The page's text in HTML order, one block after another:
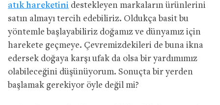
atık hareketini destekleyen markaların ürünlerini
satın almayı tercih edebiliriz. Oldukça basit bu
yöntemle başlayabiliriz doğamız ve dünyamız için
harekete geçmeye. Çevremizdekileri de buna ikna
edersek doğaya karşı ufak da olsa bir yardımımız
olabileceğini düşünüyorum. Sonuçta bir yerden
başlamak gerekiyor öyle değil mi?